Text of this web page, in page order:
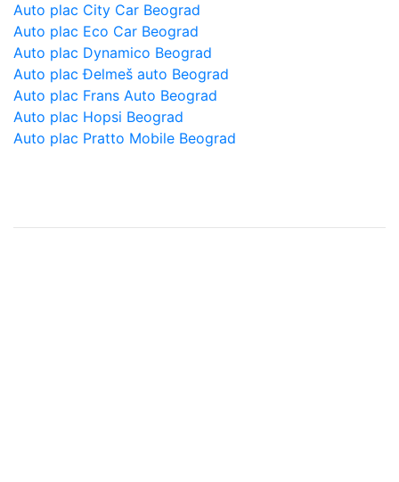
Auto plac City Car Beograd
Auto plac Eco Car Beograd
Auto plac Dynamico Beograd
Auto plac Đelmeš auto Beograd
Auto plac Frans Auto Beograd
Auto plac Hopsi Beograd
Auto plac Pratto Mobile Beograd